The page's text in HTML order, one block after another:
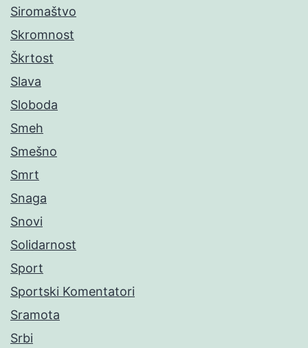
Siromaštvo
Skromnost
Škrtost
Slava
Sloboda
Smeh
Smešno
Smrt
Snaga
Snovi
Solidarnost
Sport
Sportski Komentatori
Sramota
Srbi